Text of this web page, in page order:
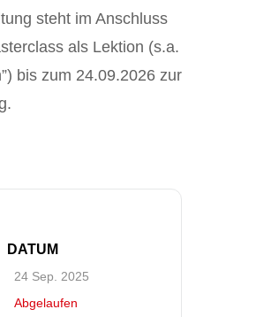
steht im Anschluss
als Lektion (s.a.
bis zum 24.09.2026 zur
DATUM
24 Sep. 2025
Abgelaufen